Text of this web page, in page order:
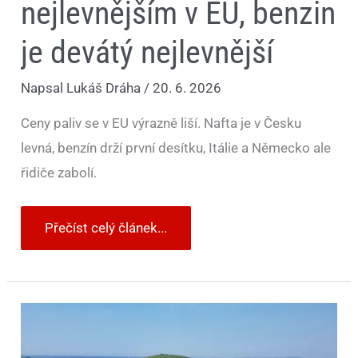
nejlevnějším v EU, benzin
je devátý nejlevnější
Napsal Lukáš Dráha/20. 6. 2026
Ceny paliv se v EU výrazně liší. Nafta je v Česku
levná, benzín drží první desítku, Itálie a Německo ale
řidiče zabolí.
Přečíst celý článek...
Myslíte,